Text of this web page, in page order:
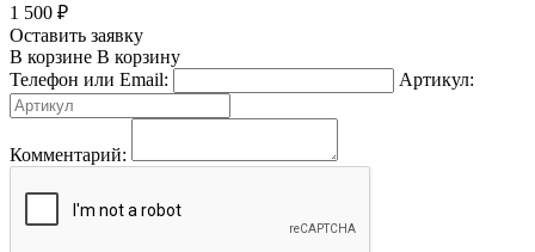
1 500 ₽
Оставить заявку
В корзине В корзину
Телефон или Email:
Артикул:
Комментарий: